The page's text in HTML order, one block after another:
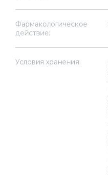
Фармакологическое
действие:
Условия хранения: